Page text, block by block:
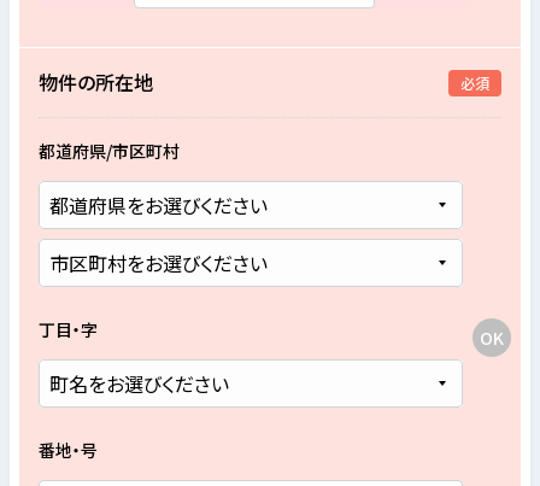
物件の所在地 必須
都道府県/市区町村
丁目・字
番地・号